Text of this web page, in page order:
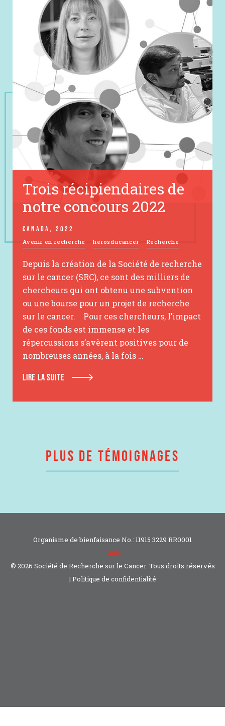
Trois récipiendaires de
notre concours 2022
CANADA, 2022
Avenir en recherche herosducancer Recherche
Depuis la création de la Société de recherche
sur le cancer (SRC), ce sont des milliers de
chercheurs qui ont obtenu une subvention
ou une bourse pour un projet de recherche
sur le cancer. Pour ces chercheurs, l’impact
de ces fonds est immense et les
répercussions s’avèrent positives pour de
nombreuses années, à la fois …
LIRE LA SUITE
PLUS DE TÉMOIGNAGES
Organisme de bienfaisance No.: 11915 3229 RR0001
T3010
© 2026 Société de Recherche sur le Cancer.­ Tous droits réservés
| Politique de confidentialité